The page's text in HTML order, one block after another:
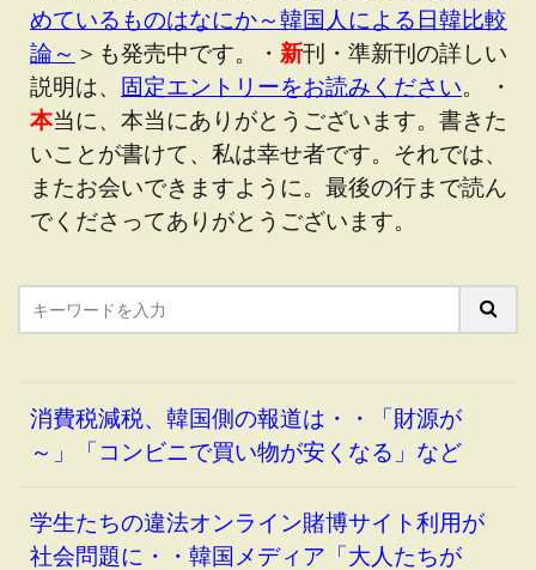
めているものはなにか～韓国人による日韓比較
論～ ＞も発売中です。・ 新刊・準新刊の詳しい
説明は、 固定エントリーをお読みください。 ・
本当に、本当にありがとうございます。書きた
いことが書けて、私は幸せ者です。それでは、
またお会いできますように。最後の行まで読ん
でくださってありがとうございます。
消費税減税、韓国側の報道は・・「財源が
～」「コンビニで買い物が安くなる」など
学生たちの違法オンライン賭博サイト利用が
社会問題に・・韓国メディア「大人たちが